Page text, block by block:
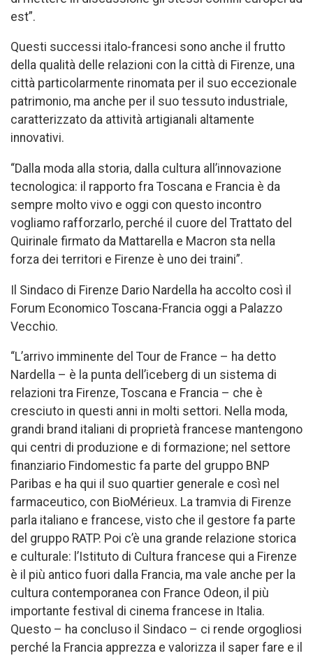
est”.
Questi successi italo-francesi sono anche il frutto
della qualità delle relazioni con la città di Firenze, una
città particolarmente rinomata per il suo eccezionale
patrimonio, ma anche per il suo tessuto industriale,
caratterizzato da attività artigianali altamente
innovativi.
“Dalla moda alla storia, dalla cultura all’innovazione
tecnologica: il rapporto fra Toscana e Francia è da
sempre molto vivo e oggi con questo incontro
vogliamo rafforzarlo, perché il cuore del Trattato del
Quirinale firmato da Mattarella e Macron sta nella
forza dei territori e Firenze è uno dei traini”.
Il Sindaco di Firenze Dario Nardella ha accolto così il
Forum Economico Toscana-Francia oggi a Palazzo
Vecchio.
“L’arrivo imminente del Tour de France – ha detto
Nardella – è la punta dell’iceberg di un sistema di
relazioni tra Firenze, Toscana e Francia – che è
cresciuto in questi anni in molti settori. Nella moda,
grandi brand italiani di proprietà francese mantengono
qui centri di produzione e di formazione; nel settore
finanziario Findomestic fa parte del gruppo BNP
Paribas e ha qui il suo quartier generale e così nel
farmaceutico, con BioMérieux. La tramvia di Firenze
parla italiano e francese, visto che il gestore fa parte
del gruppo RATP. Poi c’è una grande relazione storica
e culturale: l’Istituto di Cultura francese qui a Firenze
è il più antico fuori dalla Francia, ma vale anche per la
cultura contemporanea con France Odeon, il più
importante festival di cinema francese in Italia.
Questo – ha concluso il Sindaco – ci rende orgogliosi
perché la Francia apprezza e valorizza il saper fare e il